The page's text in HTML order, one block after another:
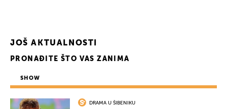
JOŠ AKTUALNOSTI
PRONAĐITE ŠTO VAS ZANIMA
SHOW
DRAMA U ŠIBENIKU